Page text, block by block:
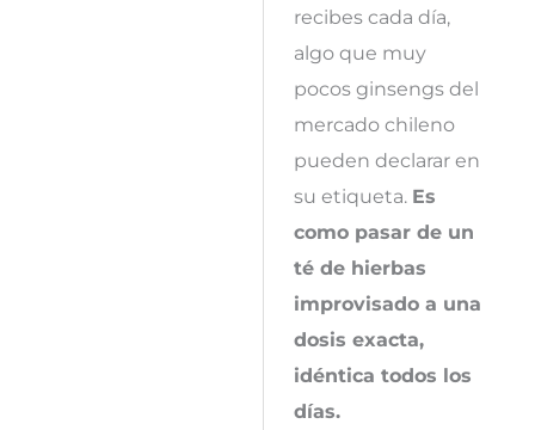
recibes cada día,
algo que muy
pocos ginsengs del
mercado chileno
pueden declarar en
su etiqueta. Es
como pasar de un
té de hierbas
improvisado a una
dosis exacta,
idéntica todos los
días.